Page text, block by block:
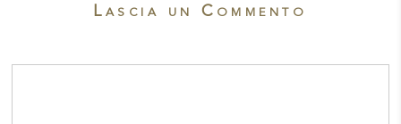
Lascia un Commento